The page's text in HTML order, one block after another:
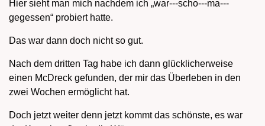
Hier sieht man mich nachdem ich „war---scho---ma---
gegessen“ probiert hatte.
Das war dann doch nicht so gut.
Nach dem dritten Tag habe ich dann glücklicherweise
einen McDreck gefunden, der mir das Überleben in den
zwei Wochen ermöglicht hat.
Doch jetzt weiter denn jetzt kommt das schönste, es war